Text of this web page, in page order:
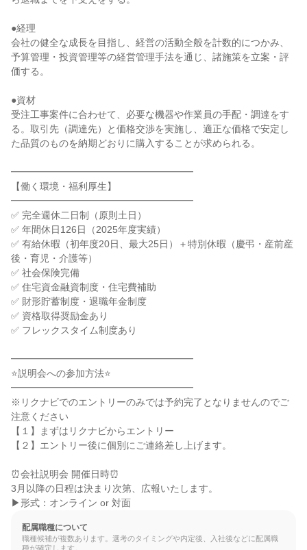
●経理
会社の健全な成長を目指し、経営の活動全般を計数的につかみ、
予算管理・投資管理等の経営管理手法を通じ、諸施策を立案・評
価する。
●資材
受注工事案件に合わせて、必要な機器や作業員の手配・調達をす
る。取引先（調達先）と価格交渉を実施し、適正な価格で安定し
た品質のものを納期どおりに購入することが求められる。
━━━━━━━━━━━━━━━━━━━
【働く環境・福利厚生】
━━━━━━━━━━━━━━━━━━━
✅ 完全週休二日制（原則土日）
✅ 年間休日126日（2025年度実績）
✅ 有給休暇（初年度20日、最大25日）＋特別休暇（慶弔・産前産
後・育児・介護等）
✅ 社会保険完備
✅ 住宅資金融資制度・住宅費補助
✅ 財形貯蓄制度・退職年金制度
✅ 資格取得奨励金あり
✅ フレックスタイム制度あり
━━━━━━━━━━━━━━━━━━━
⭐説明会への参加方法⭐
━━━━━━━━━━━━━━━━━━━
※リクナビでのエントリーのみでは予約完了となりませんのでご
注意ください
【１】まずはリクナビからエントリー
【２】エントリー後に個別にご連絡差し上げます。
⏰会社説明会 開催日時⏰
3月以降の日程は決まり次第、広報いたします。
▶形式：オンライン or 対面
配属職種について
職種候補が複数あります。選考のタイミングや内定後、入社後などに配属職
種が確定します。